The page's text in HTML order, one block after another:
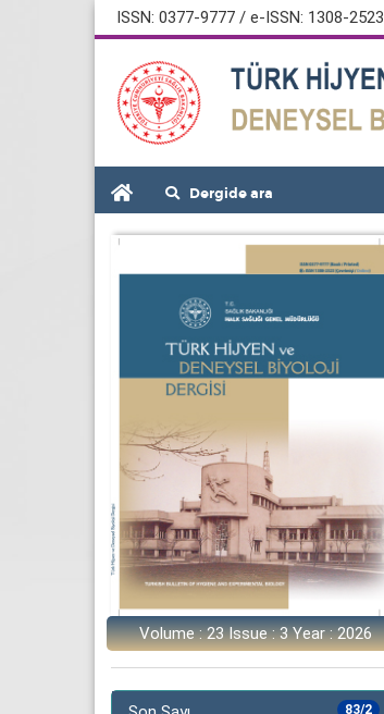
ISSN: 0377-9777 / e-ISSN: 1308-2523
Dergide ara
Volume : 23 Issue : 3 Year : 2026
83/2